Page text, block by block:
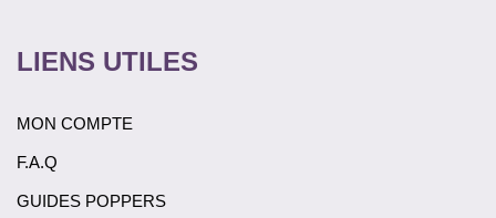
LIENS UTILES
MON COMPTE
F.A.Q
GUIDES POPPERS